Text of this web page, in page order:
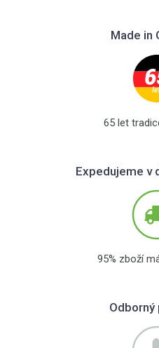
Made in
65 let
Expedujeme v
95% zboží
Odborný